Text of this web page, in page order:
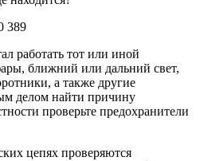
389
работать тот или иной
ближний или дальний свет,
а также другие
делом найти причину
проверьте предохранители
цепях проверяются